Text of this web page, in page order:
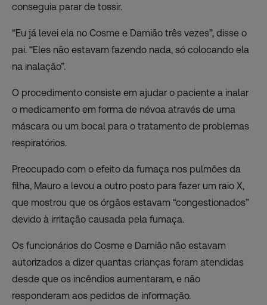
conseguia parar de tossir.
“Eu já levei ela no Cosme e Damião três vezes”, disse o
pai. “Eles não estavam fazendo nada, só colocando ela
na inalação”.
O procedimento consiste em ajudar o paciente a inalar
o medicamento em forma de névoa através de uma
máscara ou um bocal para o tratamento de problemas
respiratórios.
Preocupado com o efeito da fumaça nos pulmões da
filha, Mauro a levou a outro posto para fazer um raio X,
que mostrou que os órgãos estavam “congestionados”
devido à irritação causada pela fumaça.
Os funcionários do Cosme e Damião não estavam
autorizados a dizer quantas crianças foram atendidas
desde que os incêndios aumentaram, e não
responderam aos pedidos de informação.